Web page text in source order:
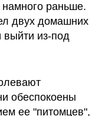
раньше.
двух домашних
выйти из-под
обеспокоены
ее "питомцев",